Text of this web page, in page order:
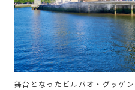
舞台となったビルバオ・グッゲ